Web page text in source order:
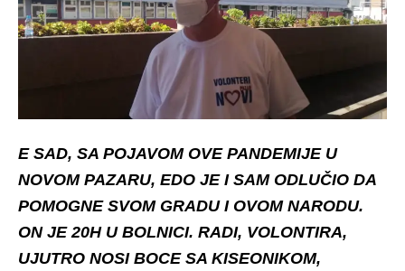
E SAD, SA POJAVOM OVE PANDEMIJE U
NOVOM PAZARU, EDO JE I SAM ODLUČIO DA
POMOGNE SVOM GRADU I OVOM NARODU.
ON JE 20H U BOLNICI. RADI, VOLONTIRA,
UJUTRO NOSI BOCE SA KISEONIKOM,